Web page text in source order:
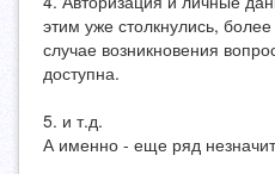
этим уже столкнулись,
случае возникновения
доступна.
5. и т.д.
А именно - еще ряд